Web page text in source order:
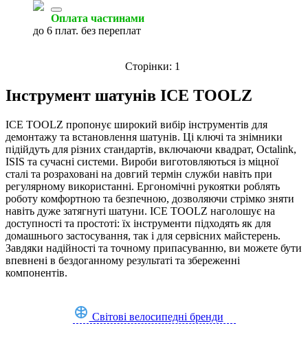
Оплата частинами
до 6 плат. без переплат
Сторінки: 1
Інструмент шатунів ICE TOOLZ
ICE TOOLZ пропонує широкий вибір інструментів для
демонтажу та встановлення шатунів. Ці ключі та знімники
підійдуть для різних стандартів, включаючи квадрат, Octalink,
ISIS та сучасні системи. Вироби виготовляються із міцної
сталі та розраховані на довгий термін служби навіть при
регулярному використанні. Ергономічні рукоятки роблять
роботу комфортною та безпечною, дозволяючи стрімко зняти
навіть дуже затягнуті шатуни. ICE TOOLZ наголошує на
доступності та простоті: їх інструменти підходять як для
домашнього застосування, так і для сервісних майстерень.
Завдяки надійності та точному припасуванню, ви можете бути
впевнені в бездоганному результаті та збереженні
компонентів.
Світові велосипедні бренди